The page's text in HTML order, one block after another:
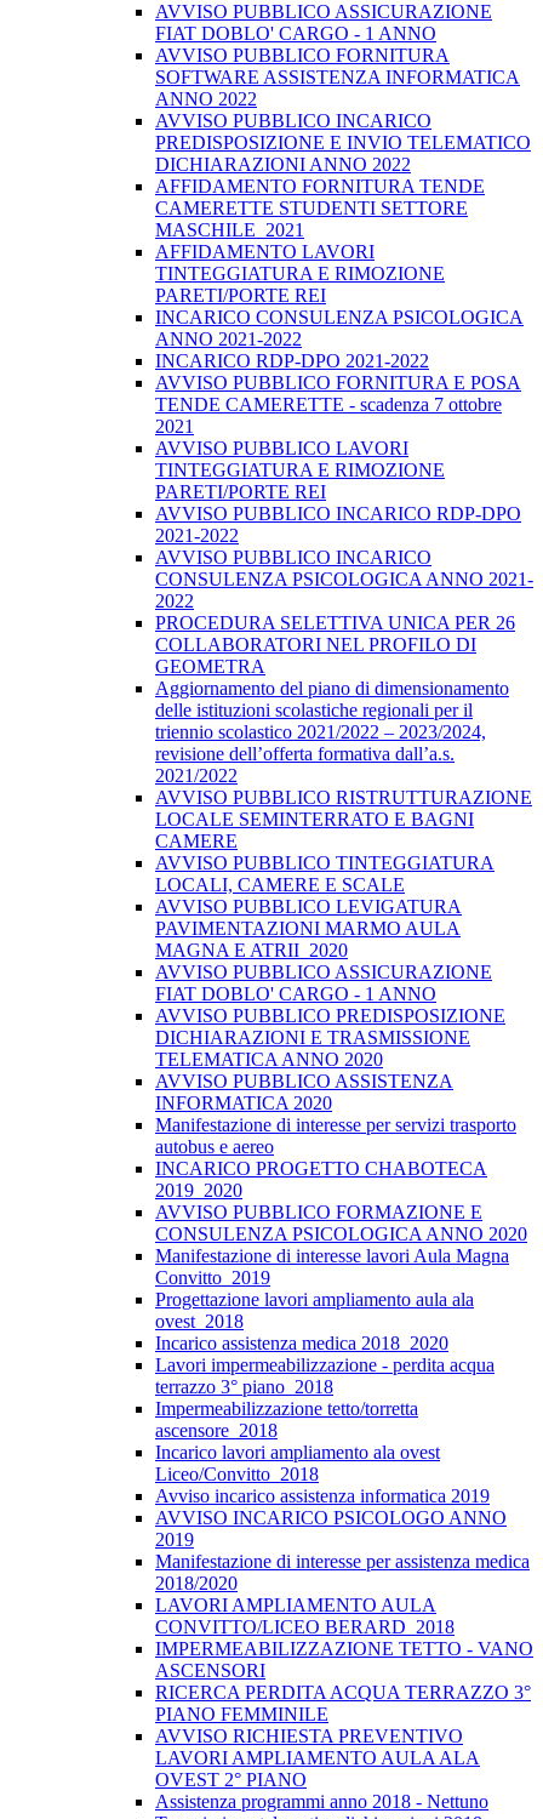
AVVISO PUBBLICO ASSICURAZIONE
FIAT DOBLO' CARGO - 1 ANNO
AVVISO PUBBLICO FORNITURA
SOFTWARE ASSISTENZA INFORMATICA
ANNO 2022
AVVISO PUBBLICO INCARICO
PREDISPOSIZIONE E INVIO TELEMATICO
DICHIARAZIONI ANNO 2022
AFFIDAMENTO FORNITURA TENDE
CAMERETTE STUDENTI SETTORE
MASCHILE_2021
AFFIDAMENTO LAVORI
TINTEGGIATURA E RIMOZIONE
PARETI/PORTE REI
INCARICO CONSULENZA PSICOLOGICA
ANNO 2021-2022
INCARICO RDP-DPO 2021-2022
AVVISO PUBBLICO FORNITURA E POSA
TENDE CAMERETTE - scadenza 7 ottobre
2021
AVVISO PUBBLICO LAVORI
TINTEGGIATURA E RIMOZIONE
PARETI/PORTE REI
AVVISO PUBBLICO INCARICO RDP-DPO
2021-2022
AVVISO PUBBLICO INCARICO
CONSULENZA PSICOLOGICA ANNO 2021-
2022
PROCEDURA SELETTIVA UNICA PER 26
COLLABORATORI NEL PROFILO DI
GEOMETRA
Aggiornamento del piano di dimensionamento
delle istituzioni scolastiche regionali per il
triennio scolastico 2021/2022 – 2023/2024,
revisione dell’offerta formativa dall’a.s.
2021/2022
AVVISO PUBBLICO RISTRUTTURAZIONE
LOCALE SEMINTERRATO E BAGNI
CAMERE
AVVISO PUBBLICO TINTEGGIATURA
LOCALI, CAMERE E SCALE
AVVISO PUBBLICO LEVIGATURA
PAVIMENTAZIONI MARMO AULA
MAGNA E ATRII_2020
AVVISO PUBBLICO ASSICURAZIONE
FIAT DOBLO' CARGO - 1 ANNO
AVVISO PUBBLICO PREDISPOSIZIONE
DICHIARAZIONI E TRASMISSIONE
TELEMATICA ANNO 2020
AVVISO PUBBLICO ASSISTENZA
INFORMATICA 2020
Manifestazione di interesse per servizi trasporto
autobus e aereo
INCARICO PROGETTO CHABOTECA
2019_2020
AVVISO PUBBLICO FORMAZIONE E
CONSULENZA PSICOLOGICA ANNO 2020
Manifestazione di interesse lavori Aula Magna
Convitto_2019
Progettazione lavori ampliamento aula ala
ovest_2018
Incarico assistenza medica 2018_2020
Lavori impermeabilizzazione - perdita acqua
terrazzo 3° piano_2018
Impermeabilizzazione tetto/torretta
ascensore_2018
Incarico lavori ampliamento ala ovest
Liceo/Convitto_2018
Avviso incarico assistenza informatica 2019
AVVISO INCARICO PSICOLOGO ANNO
2019
Manifestazione di interesse per assistenza medica
2018/2020
LAVORI AMPLIAMENTO AULA
CONVITTO/LICEO BERARD_2018
IMPERMEABILIZZAZIONE TETTO - VANO
ASCENSORI
RICERCA PERDITA ACQUA TERRAZZO 3°
PIANO FEMMINILE
AVVISO RICHIESTA PREVENTIVO
LAVORI AMPLIAMENTO AULA ALA
OVEST 2° PIANO
Assistenza programmi anno 2018 - Nettuno